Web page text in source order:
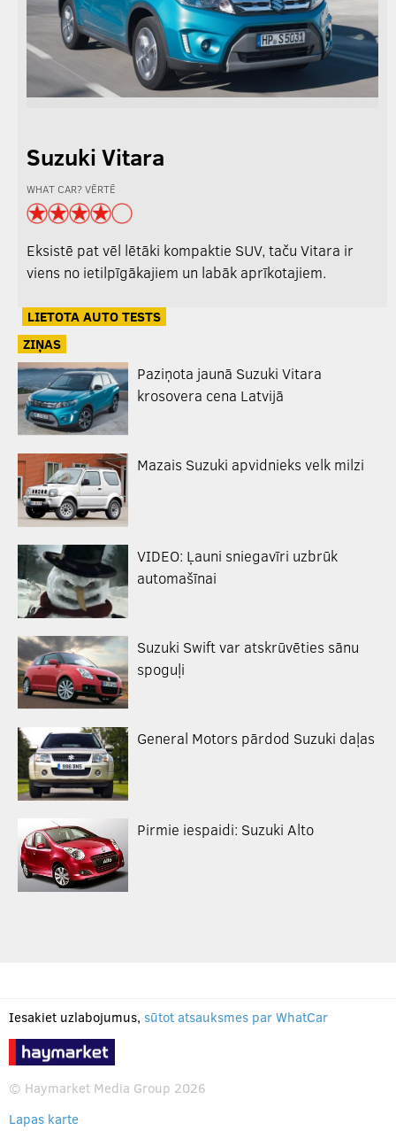
Suzuki Vitara
WHAT CAR? VĒRTĒ
Eksistē pat vēl lētāki kompaktie SUV, taču Vitara ir
viens no ietilpīgākajiem un labāk aprīkotajiem.
LIETOTA AUTO TESTS
ZIŅAS
Paziņota jaunā Suzuki Vitara
krosovera cena Latvijā
Mazais Suzuki apvidnieks velk milzi
VIDEO: Ļauni sniegavīri uzbrūk
automašīnai
Suzuki Swift var atskrūvēties sānu
spoguļi
General Motors pārdod Suzuki daļas
Pirmie iespaidi: Suzuki Alto
Iesakiet uzlabojumus, sūtot atsauksmes par WhatCar
© Haymarket Media Group 2026
Lapas karte